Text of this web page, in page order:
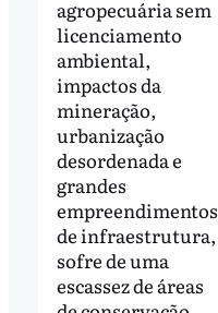
agropecuária sem
licenciamento
ambiental,
impactos da
mineração,
urbanização
desordenada e
grandes
empreendimentos
de infraestrutura,
sofre de uma
escassez de áreas